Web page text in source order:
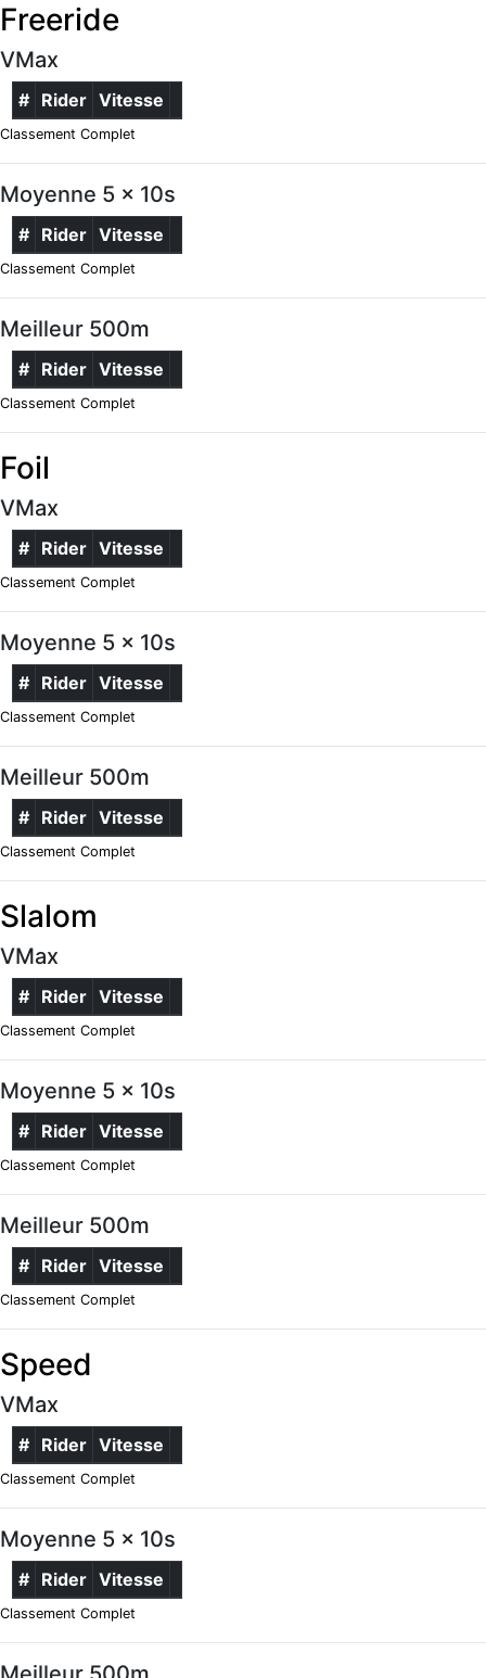
Freeride
VMax
# Rider Vitesse
Classement Complet
Moyenne 5 x 10s
# Rider Vitesse
Classement Complet
Meilleur 500m
# Rider Vitesse
Classement Complet
Foil
VMax
# Rider Vitesse
Classement Complet
Moyenne 5 x 10s
# Rider Vitesse
Classement Complet
Meilleur 500m
# Rider Vitesse
Classement Complet
Slalom
VMax
# Rider Vitesse
Classement Complet
Moyenne 5 x 10s
# Rider Vitesse
Classement Complet
Meilleur 500m
# Rider Vitesse
Classement Complet
Speed
VMax
# Rider Vitesse
Classement Complet
Moyenne 5 x 10s
# Rider Vitesse
Classement Complet